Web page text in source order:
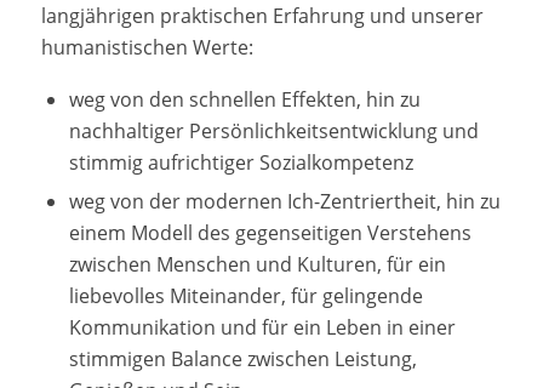
langjährigen praktischen Erfahrung und unserer
humanistischen Werte:
weg von den schnellen Effekten, hin zu
nachhaltiger Persönlichkeitsentwicklung und
stimmig aufrichtiger Sozialkompetenz
weg von der modernen Ich-Zentriertheit, hin zu
einem Modell des gegenseitigen Verstehens
zwischen Menschen und Kulturen, für ein
liebevolles Miteinander, für gelingende
Kommunikation und für ein Leben in einer
stimmigen Balance zwischen Leistung,